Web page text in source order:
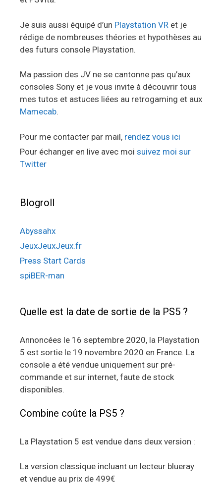
Je suis aussi équipé d’un Playstation VR et je
rédige de nombreuses théories et hypothèses au
des futurs console Playstation.
Ma passion des JV ne se cantonne pas qu’aux
consoles Sony et je vous invite à découvrir tous
mes tutos et astuces liées au retrogaming et aux
Mamecab.
Pour me contacter par mail, rendez vous ici
Pour échanger en live avec moi suivez moi sur
Twitter
Blogroll
Abyssahx
JeuxJeuxJeux.fr
Press Start Cards
spiBER-man
Quelle est la date de sortie de la PS5 ?
Annoncées le 16 septembre 2020, la Playstation
5 est sortie le 19 novembre 2020 en France. La
console a été vendue uniquement sur pré-
commande et sur internet, faute de stock
disponibles.
Combine coûte la PS5 ?
La Playstation 5 est vendue dans deux version :
La version classique incluant un lecteur blueray
et vendue au prix de 499€